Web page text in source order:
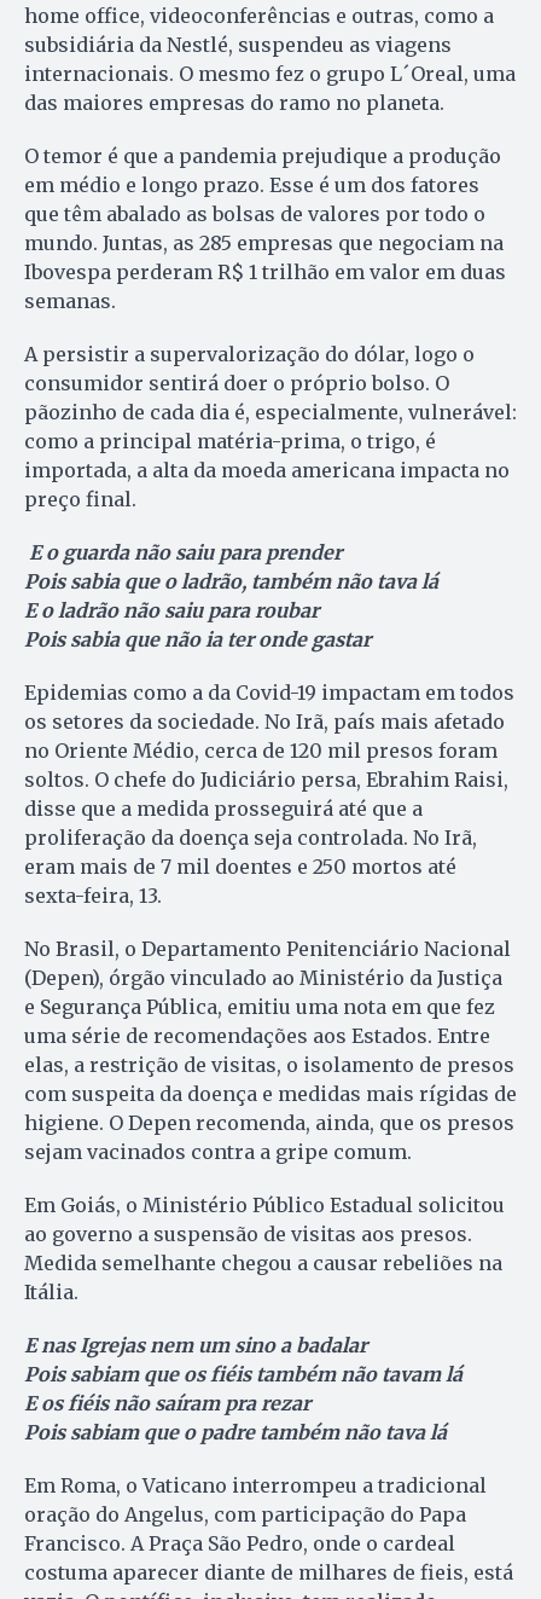
home office, videoconferências e outras, como a
subsidiária da Nestlé, suspendeu as viagens
internacionais. O mesmo fez o grupo L´Oreal, uma
das maiores empresas do ramo no planeta.
O temor é que a pandemia prejudique a produção
em médio e longo prazo. Esse é um dos fatores
que têm abalado as bolsas de valores por todo o
mundo. Juntas, as 285 empresas que negociam na
Ibovespa perderam R$ 1 trilhão em valor em duas
semanas.
A persistir a supervalorização do dólar, logo o
consumidor sentirá doer o próprio bolso. O
pãozinho de cada dia é, especialmente, vulnerável:
como a principal matéria-prima, o trigo, é
importada, a alta da moeda americana impacta no
preço final.
E o guarda não saiu para prender
Pois sabia que o ladrão, também não tava lá
E o ladrão não saiu para roubar
Pois sabia que não ia ter onde gastar
Epidemias como a da Covid-19 impactam em todos
os setores da sociedade. No Irã, país mais afetado
no Oriente Médio, cerca de 120 mil presos foram
soltos. O chefe do Judiciário persa, Ebrahim Raisi,
disse que a medida prosseguirá até que a
proliferação da doença seja controlada. No Irã,
eram mais de 7 mil doentes e 250 mortos até
sexta-feira, 13.
No Brasil, o Departamento Penitenciário Nacional
(Depen), órgão vinculado ao Ministério da Justiça
e Segurança Pública, emitiu uma nota em que fez
uma série de recomendações aos Estados. Entre
elas, a restrição de visitas, o isolamento de presos
com suspeita da doença e medidas mais rígidas de
higiene. O Depen recomenda, ainda, que os presos
sejam vacinados contra a gripe comum.
Em Goiás, o Ministério Público Estadual solicitou
ao governo a suspensão de visitas aos presos.
Medida semelhante chegou a causar rebeliões na
Itália.
E nas Igrejas nem um sino a badalar
Pois sabiam que os fiéis também não tavam lá
E os fiéis não saíram pra rezar
Pois sabiam que o padre também não tava lá
Em Roma, o Vaticano interrompeu a tradicional
oração do Angelus, com participação do Papa
Francisco. A Praça São Pedro, onde o cardeal
costuma aparecer diante de milhares de fieis, está